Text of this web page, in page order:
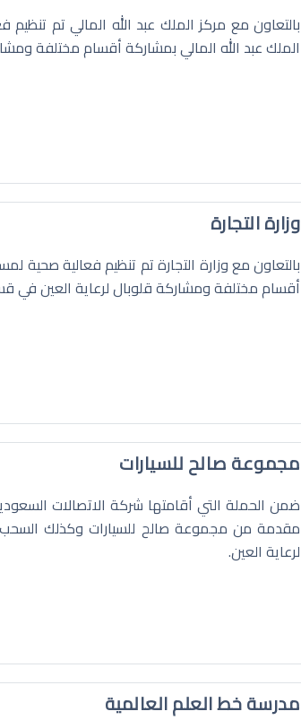
بالتعاون مع مركز الملك عبد الله المالي تم
الملك عبد الله المالي بمشاركة أقسام مختلفة
وزارة التجارة
بالتعاون مع وزارة التجارة تم تنظيم فعالية
أقسام مختلفة ومشاركة قلوبال لرعاية العين في
مجموعة صالح للسيارات
ضمن الحملة التي أقامتها شركة الاتصالات
مقدمة من مجموعة صالح للسيارات وكذلك
لرعاية العين.
مدرسة خط العلم العالمية